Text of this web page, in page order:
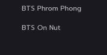
BTS Phrom Phong
BTS On Nut